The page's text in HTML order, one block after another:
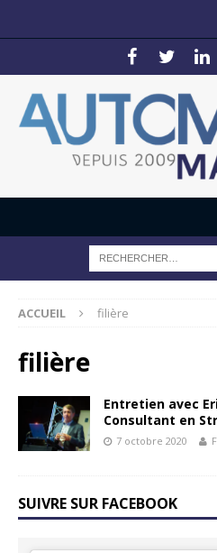
ACCUEIL filière
filière
Entretien avec
Consultant en
7 octobre 2020
SUIVRE SUR FACEBOOK